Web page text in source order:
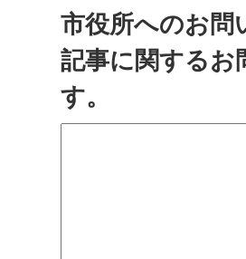
市役所へのお問
記事に関するお
す。